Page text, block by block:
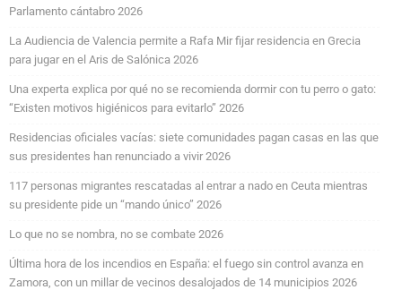
Parlamento cántabro 2026
La Audiencia de Valencia permite a Rafa Mir fijar residencia en Grecia
para jugar en el Aris de Salónica 2026
Una experta explica por qué no se recomienda dormir con tu perro o gato:
“Existen motivos higiénicos para evitarlo” 2026
Residencias oficiales vacías: siete comunidades pagan casas en las que
sus presidentes han renunciado a vivir 2026
117 personas migrantes rescatadas al entrar a nado en Ceuta mientras
su presidente pide un “mando único” 2026
Lo que no se nombra, no se combate 2026
Última hora de los incendios en España: el fuego sin control avanza en
Zamora, con un millar de vecinos desalojados de 14 municipios 2026